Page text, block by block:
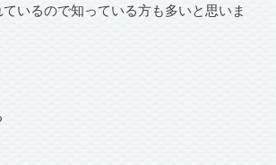
いるので知っている方も多いと思いま